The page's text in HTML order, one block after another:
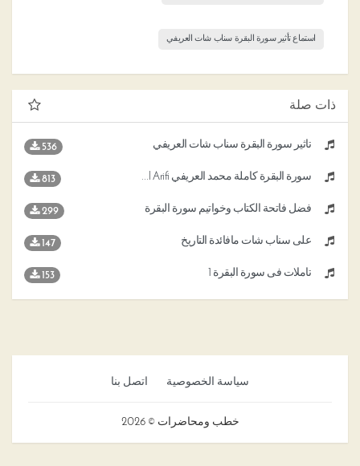
استماع تأثير سورة البقرة سناب شات العريفي
ذات صلة
تأثير سورة البقرة سناب شات العريفي 536
سورة البقرة كاملة محمد العريفي Sourat Al Baqara Muhammad Al Arifi 813
فضل فاتحة الكتاب وخواتيم سورة البقرة 299
على سناب شات مافائدة التاريخ 147
تأملات فى سورة البقرة 1 153
سياسة الخصوصية اتصل بنا
خطب ومحاضرات © 2026